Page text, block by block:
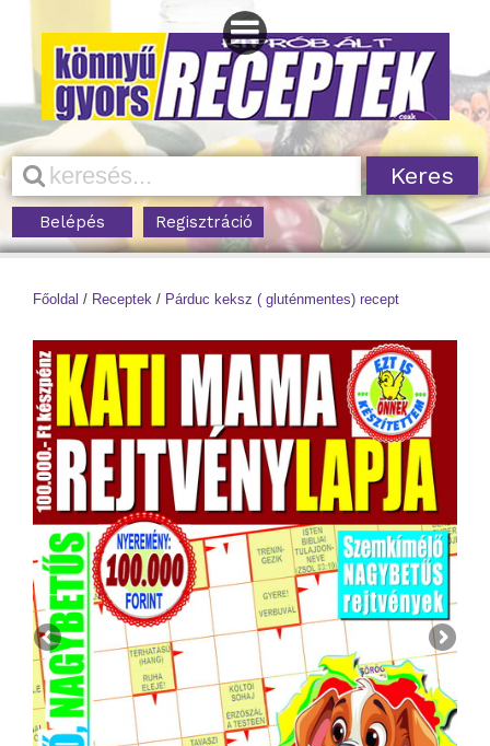
Belépés Regisztráció
Főoldal / Receptek / Párduc keksz ( gluténmentes) recept